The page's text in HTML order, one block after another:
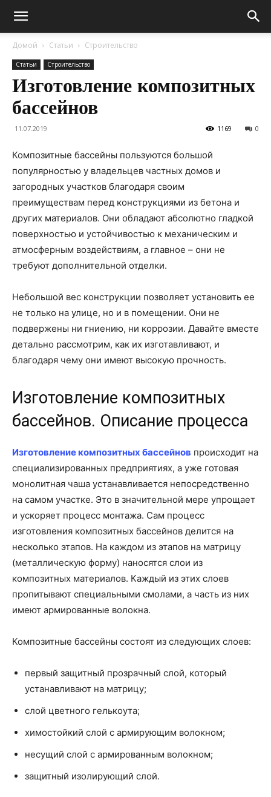
Домой Статьи Строительство
Статьи Строительство
Изготовление композитных
бассейнов
11.07.2019 0
1169
Композитные бассейны пользуются большой
популярностью у владельцев частных домов и
загородных участков благодаря своим
преимуществам перед конструкциями из бетона и
других материалов. Они обладают абсолютно гладкой
поверхностью и устойчивостью к механическим и
атмосферным воздействиям, а главное – они не
требуют дополнительной отделки.
Небольшой вес конструкции позволяет установить ее
не только на улице, но и в помещении. Они не
подвержены ни гниению, ни коррозии. Давайте вместе
детально рассмотрим, как их изготавливают, и
благодаря чему они имеют высокую прочность.
Изготовление композитных
бассейнов. Описание процесса
Изготовление композитных бассейнов происходит на
специализированных предприятиях, а уже готовая
монолитная чаша устанавливается непосредственно
на самом участке. Это в значительной мере упрощает
и ускоряет процесс монтажа. Сам процесс
изготовления композитных бассейнов делится на
несколько этапов. На каждом из этапов на матрицу
(металлическую форму) наносятся слои из
композитных материалов. Каждый из этих слоев
пропитывают специальными смолами, а часть из них
имеют армированные волокна.
Композитные бассейны состоят из следующих слоев:
первый защитный прозрачный слой, который
устанавливают на матрицу;
слой цветного гелькоута;
химостойкий слой с армирующим волокном;
несущий слой с армированным волокном;
защитный изолирующий слой.